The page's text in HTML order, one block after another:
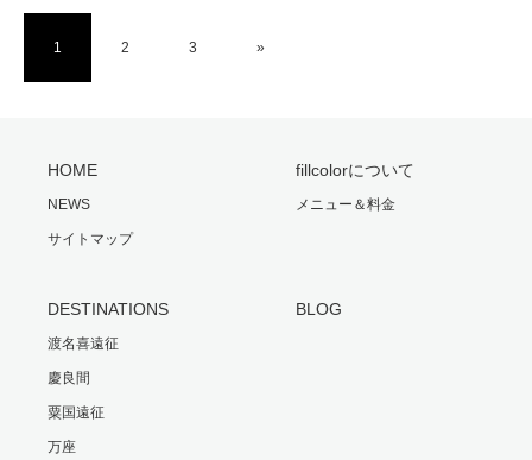
1 2 3 »
HOME
NEWS
サイトマップ
fillcolorについて
メニュー＆料金
DESTINATIONS
渡名喜遠征
慶良間
粟国遠征
万座
BLOG